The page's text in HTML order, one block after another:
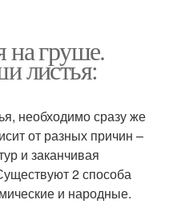
на груше.
листья:
необходимо сразу же
от разных причин –
и заканчивая
2 способа
и народные.